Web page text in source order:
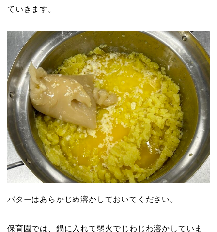
ていきます。
バターはあらかじめ溶かしておいてください。
保育園では、鍋に入れて弱火でじわじわ溶かしていま